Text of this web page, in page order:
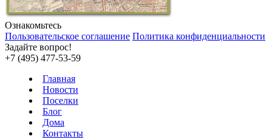
Ознакомьтесь
Пользовательское соглашение Политика конфиденциальности
Задайте вопрос!
+7 (495) 477-53-59
Главная
Новости
Поселки
Блог
Дома
Контакты